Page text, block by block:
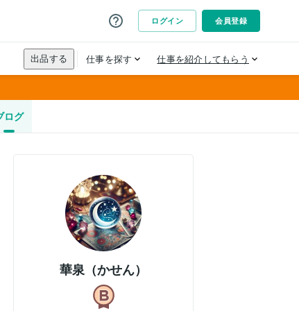
ログ
華泉（かせん）